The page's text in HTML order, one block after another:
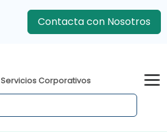
Contacta con Nosotros
Servicios Corporativos